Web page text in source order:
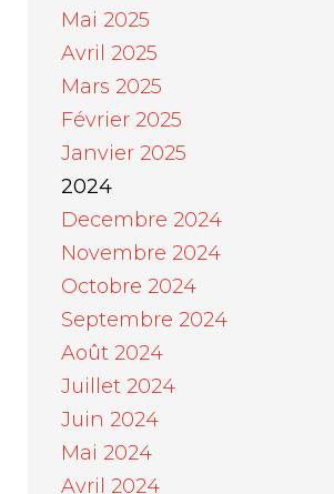
Mai 2025
Avril 2025
Mars 2025
Février 2025
Janvier 2025
2024
Decembre 2024
Novembre 2024
Octobre 2024
Septembre 2024
Août 2024
Juillet 2024
Juin 2024
Mai 2024
Avril 2024